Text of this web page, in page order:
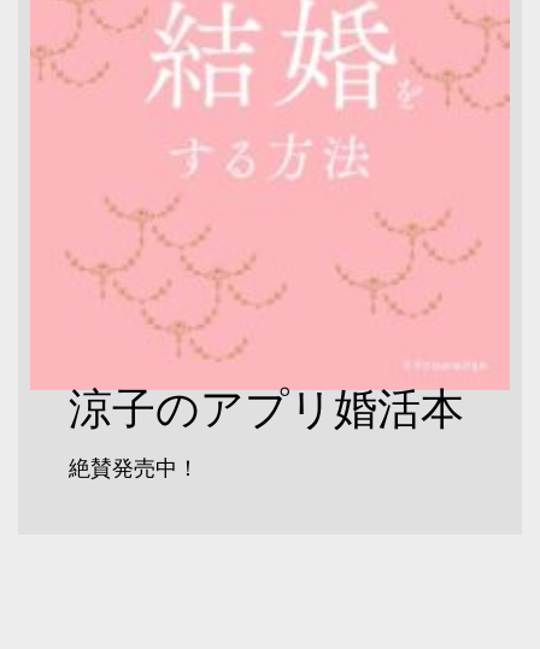
涼子のアプリ婚活本
絶賛発売中！